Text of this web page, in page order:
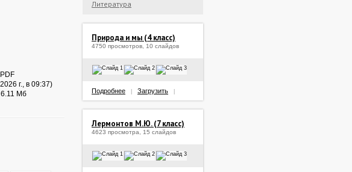
PDF
г., в 09:37)
Мб
Литература
Природа и мы (4 класс)
4750 просмотров, 10 слайдов
Подробнее Загрузить
Лермонтов М.Ю. (7 класс)
4623 просмотра, 15 слайдов